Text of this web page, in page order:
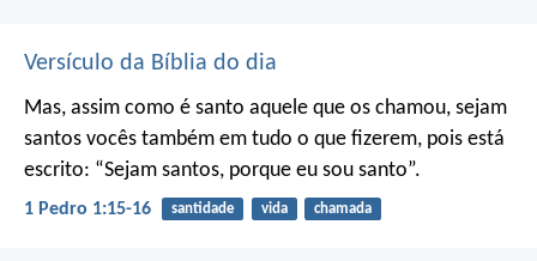
Versículo da Bíblia do dia
Mas, assim como é santo aquele que os chamou, sejam
santos vocês também em tudo o que fizerem, pois está
escrito: “Sejam santos, porque eu sou santo”.
1 Pedro 1:15-16 santidade vida chamada